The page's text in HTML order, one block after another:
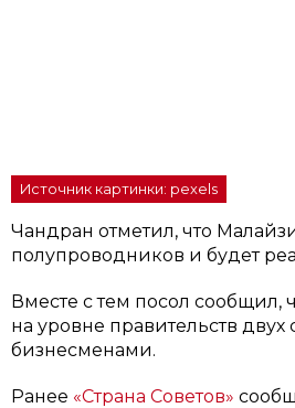
Источник картинки: pexels
Чандран отметил, что
полупроводников и будет
Вместе с тем посол сообщил,
на уровне правительств
бизнесменами.
Ранее «Страна Советов»